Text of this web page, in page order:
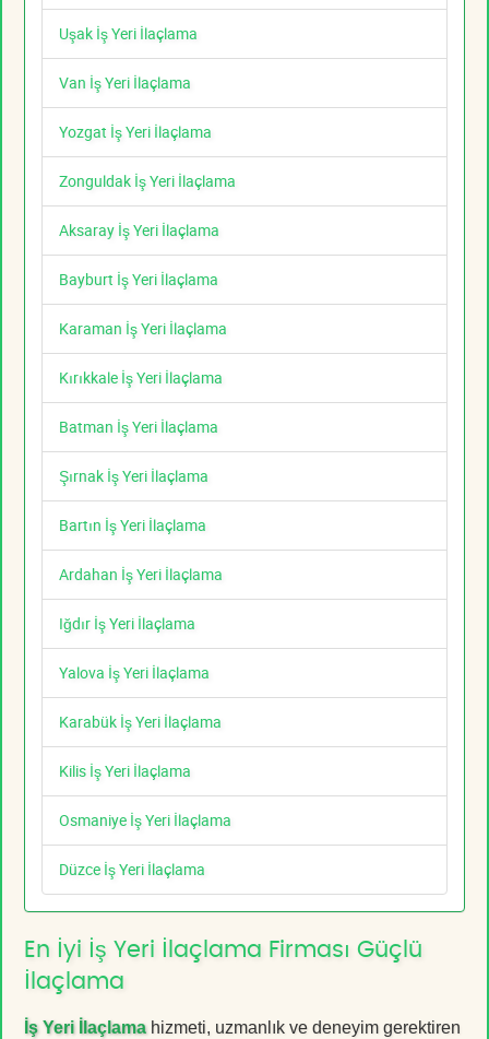
Uşak İş Yeri İlaçlama
Van İş Yeri İlaçlama
Yozgat İş Yeri İlaçlama
Zonguldak İş Yeri İlaçlama
Aksaray İş Yeri İlaçlama
Bayburt İş Yeri İlaçlama
Karaman İş Yeri İlaçlama
Kırıkkale İş Yeri İlaçlama
Batman İş Yeri İlaçlama
Şırnak İş Yeri İlaçlama
Bartın İş Yeri İlaçlama
Ardahan İş Yeri İlaçlama
Iğdır İş Yeri İlaçlama
Yalova İş Yeri İlaçlama
Karabük İş Yeri İlaçlama
Kilis İş Yeri İlaçlama
Osmaniye İş Yeri İlaçlama
Düzce İş Yeri İlaçlama
En İyi İş Yeri İlaçlama Firması Güçlü
İlaçlama
İş Yeri İlaçlamahizmeti, uzmanlık ve deneyim gerektiren